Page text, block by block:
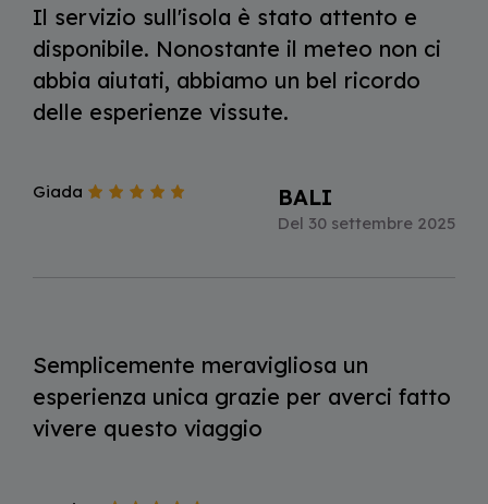
Il servizio sull'isola è stato attento e
disponibile. Nonostante il meteo non ci
abbia aiutati, abbiamo un bel ricordo
delle esperienze vissute.
Giada BALI
Del 30 settembre 2025
Semplicemente meravigliosa un
esperienza unica grazie per averci fatto
vivere questo viaggio